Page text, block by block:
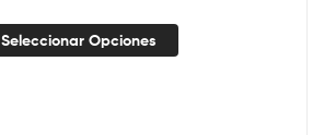
Seleccionar Opciones